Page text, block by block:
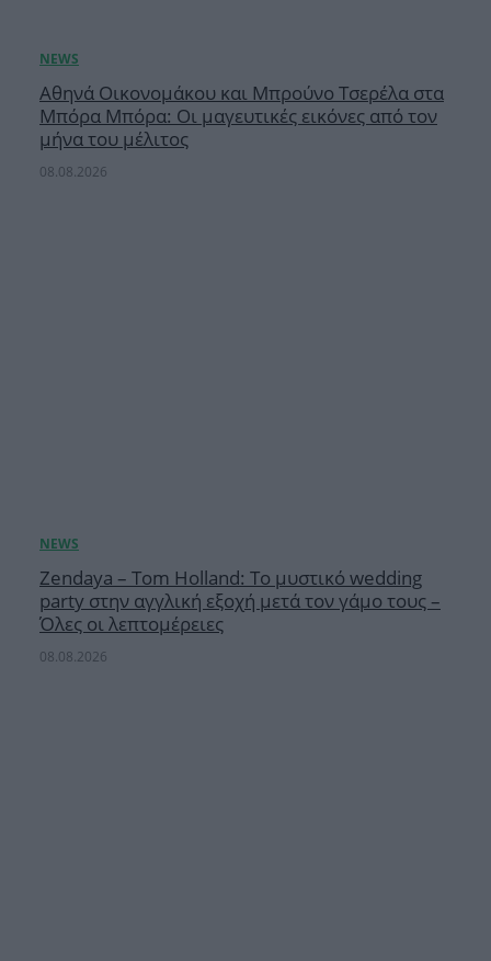
Αθηνά Οικονομάκου και Μπρούνο Τσερέλα στα
Μπόρα Μπόρα: Οι μαγευτικές εικόνες από τον
μήνα του μέλιτος
08.08.2026
Zendaya – Tom Holland: Το μυστικό wedding
party στην αγγλική εξοχή μετά τον γάμο τους –
Όλες οι λεπτομέρειες
08.08.2026